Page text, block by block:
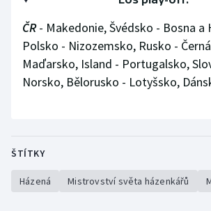
ČR- Makedonie, Švédsko - Bosna a
Polsko - Nizozemsko, Rusko -
Maďarsko, Island - Portugalsko,
Norsko, Bělorusko - Lotyšsko,
ŠTÍTKY
Házená Mistrovství světa házenkářů